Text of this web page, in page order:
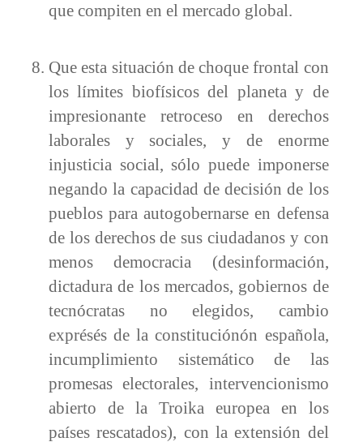
que compiten en el mercado global.
Que esta situación de choque frontal con
los límites biofísicos del planeta y de
impresionante retroceso en derechos
laborales y sociales, y de enorme
injusticia social, sólo puede imponerse
negando la capacidad de decisión de los
pueblos para autogobernarse en defensa
de los derechos de sus ciudadanos y con
menos democracia (desinformación,
dictadura de los mercados, gobiernos de
tecnócratas no elegidos, cambio
exprésés de la constituciónón española,
incumplimiento sistemático de las
promesas electorales, intervencionismo
abierto de la Troika europea en los
países rescatados), con la extensión del